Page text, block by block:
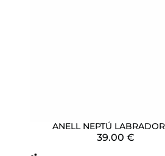
ANELL NEPTÚ
39.00 €